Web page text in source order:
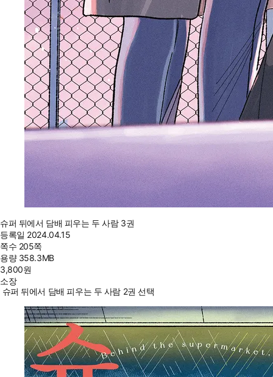
슈퍼 뒤에서 담배 피우는 두 사람 3권
등록일 2024.04.15
쪽수 205쪽
용량 358.3MB
3,800원
소장
슈퍼 뒤에서 담배 피우는 두 사람 2권 선택